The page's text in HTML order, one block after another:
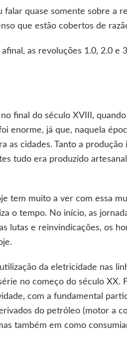
quase somente sobre a
que estão cobertos de
as revoluções 1.0, 2.0 e
final do século XVIII,
enorme, já que, naquela
as cidades. Tanto a
tudo era produzido
tem muito a ver com essa
o tempo. No início, as
lutas e reinvindicações, os
da eletricidade nas
no começo do século XX.
com a fundamental
do petróleo (motor a
também em como